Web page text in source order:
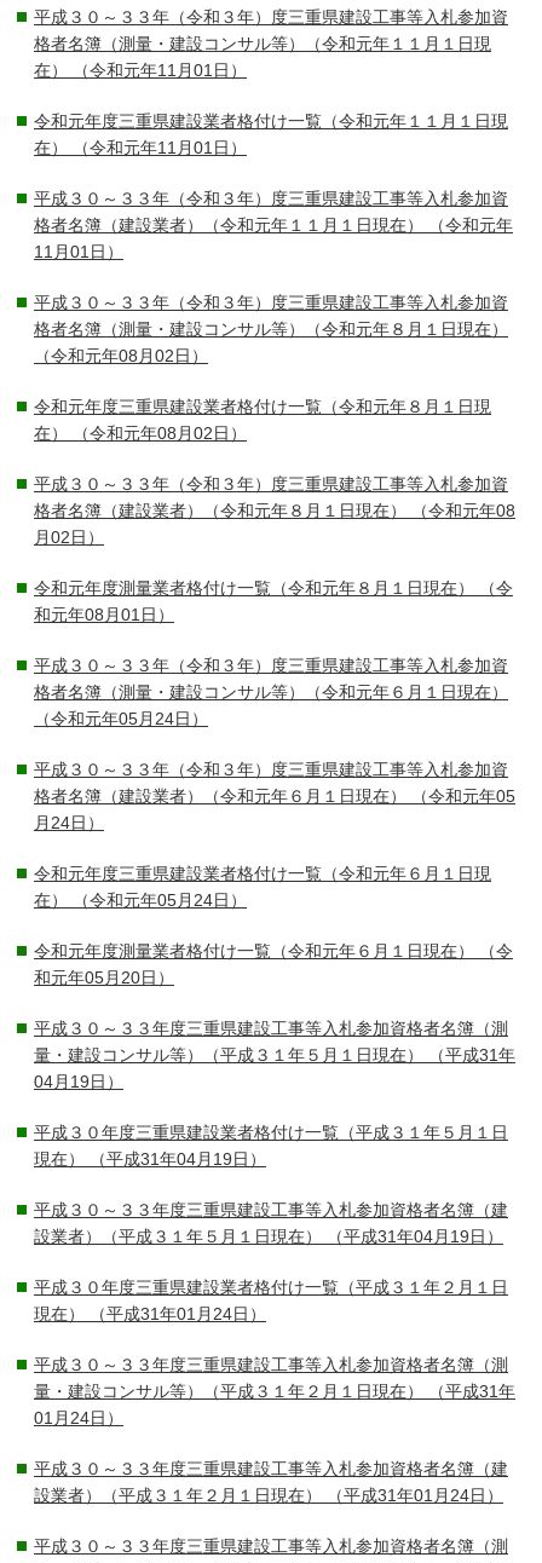
平成３０～３３年（令和３年）度三重県建設工事等入札参加資
格者名簿（測量・建設コンサル等）（令和元年１１月１日現
在）
（令和元年11月01日）
令和元年度三重県建設業者格付け一覧（令和元年１１月１日現
在）
（令和元年11月01日）
平成３０～３３年（令和３年）度三重県建設工事等入札参加資
格者名簿（建設業者）（令和元年１１月１日現在）
（令和元年
11月01日）
平成３０～３３年（令和３年）度三重県建設工事等入札参加資
格者名簿（測量・建設コンサル等）（令和元年８月１日現在）
（令和元年08月02日）
令和元年度三重県建設業者格付け一覧（令和元年８月１日現
在）
（令和元年08月02日）
平成３０～３３年（令和３年）度三重県建設工事等入札参加資
格者名簿（建設業者）（令和元年８月１日現在）
（令和元年08
月02日）
令和元年度測量業者格付け一覧（令和元年８月１日現在）
（令
和元年08月01日）
平成３０～３３年（令和３年）度三重県建設工事等入札参加資
格者名簿（測量・建設コンサル等）（令和元年６月１日現在）
（令和元年05月24日）
平成３０～３３年（令和３年）度三重県建設工事等入札参加資
格者名簿（建設業者）（令和元年６月１日現在）
（令和元年05
月24日）
令和元年度三重県建設業者格付け一覧（令和元年６月１日現
在）
（令和元年05月24日）
令和元年度測量業者格付け一覧（令和元年６月１日現在）
（令
和元年05月20日）
平成３０～３３年度三重県建設工事等入札参加資格者名簿（測
量・建設コンサル等）（平成３１年５月１日現在）
（平成31年
04月19日）
平成３０年度三重県建設業者格付け一覧（平成３１年５月１日
現在）
（平成31年04月19日）
平成３０～３３年度三重県建設工事等入札参加資格者名簿（建
設業者）（平成３１年５月１日現在）
（平成31年04月19日）
平成３０年度三重県建設業者格付け一覧（平成３１年２月１日
現在）
（平成31年01月24日）
平成３０～３３年度三重県建設工事等入札参加資格者名簿（測
量・建設コンサル等）（平成３１年２月１日現在）
（平成31年
01月24日）
平成３０～３３年度三重県建設工事等入札参加資格者名簿（建
設業者）（平成３１年２月１日現在）
（平成31年01月24日）
平成３０～３３年度三重県建設工事等入札参加資格者名簿（測